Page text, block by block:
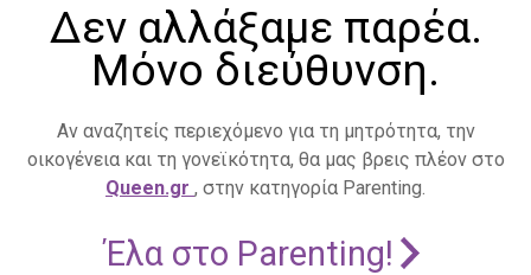
Δεν αλλάξαμε παρέα.
Μόνο διεύθυνση.
Αν αναζητείς περιεχόμενο για τη μητρότητα, την
οικογένεια και τη γονεϊκότητα, θα μας βρεις πλέον στο
Queen.gr , στην κατηγορία Parenting.
Έλα στο Parenting!